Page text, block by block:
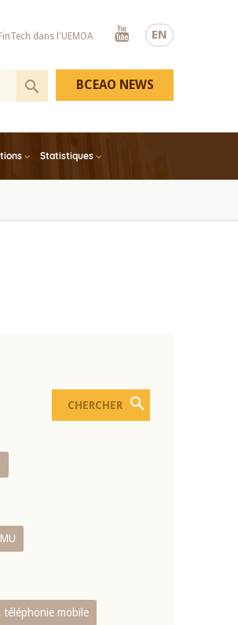
EN
dans l'UEMOA
Youtube
Statistiques
BCEAO NEWS
téléphonie mobile